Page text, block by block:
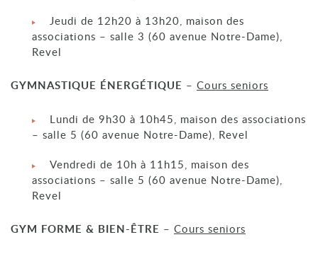
Jeudi de 12h20 à 13h20, maison des
associations – salle 3 (60 avenue Notre-Dame),
Revel
GYMNASTIQUE ÉNERGÉTIQUE – Cours seniors
Lundi de 9h30 à 10h45, maison des associations
– salle 5 (60 avenue Notre-Dame), Revel
Vendredi de 10h à 11h15, maison des
associations – salle 5 (60 avenue Notre-Dame),
Revel
GYM FORME & BIEN-ÊTRE – Cours seniors